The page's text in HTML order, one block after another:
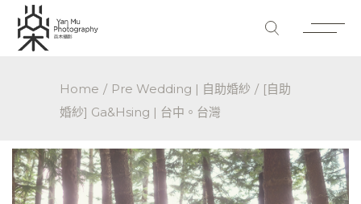
Home Pre Wedding | 自助婚紗
[自助
婚紗] Ga&Hsing | 台中。台灣